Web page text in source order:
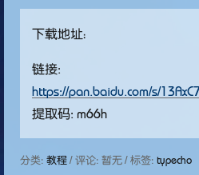
下载地址：
链接:
https://pan.baidu.com/s/
提取码: m66h
分类: 教程 / 评论: 暂无 / 标签: typecho